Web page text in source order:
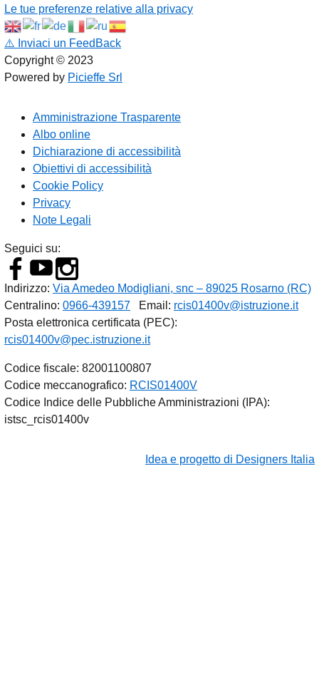
Le tue preferenze relative alla privacy
⚠️ Inviaci un FeedBack
Copyright © 2023
Powered by Picieffe Srl
Amministrazione Trasparente
Albo online
Dichiarazione di accessibilità
Obiettivi di accessibilità
Cookie Policy
Privacy
Note Legali
Seguici su:
Indirizzo: Via Amedeo Modigliani, snc – 89025 Rosarno (RC)
Centralino: 0966-439157 Email: rcis01400v@istruzione.it
Posta elettronica certificata (PEC):
rcis01400v@pec.istruzione.it
Codice fiscale: 82001100807
Codice meccanografico: RCIS01400V
Codice Indice delle Pubbliche Amministrazioni (IPA):
istsc_rcis01400v
Idea e progetto di Designers Italia